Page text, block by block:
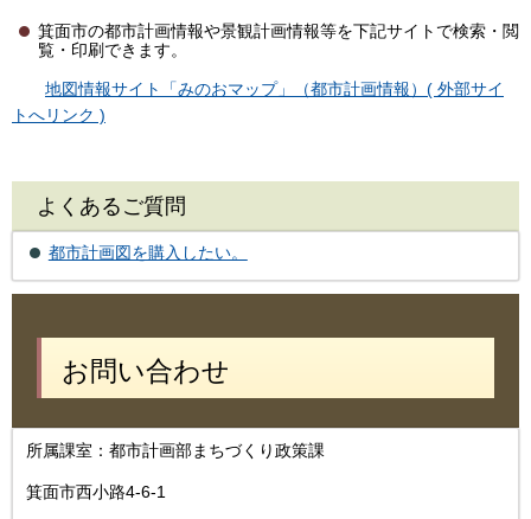
箕面市の都市計画情報や景観計画情報等を下記サイトで検索・閲
覧・印刷できます。
地図情報サイト「みのおマップ」（都市計画情報）( 外部サイ
トへリンク )
よくあるご質問
都市計画図を購入したい。
お問い合わせ
所属課室：都市計画部まちづくり政策課
箕面市西小路4‐6‐1